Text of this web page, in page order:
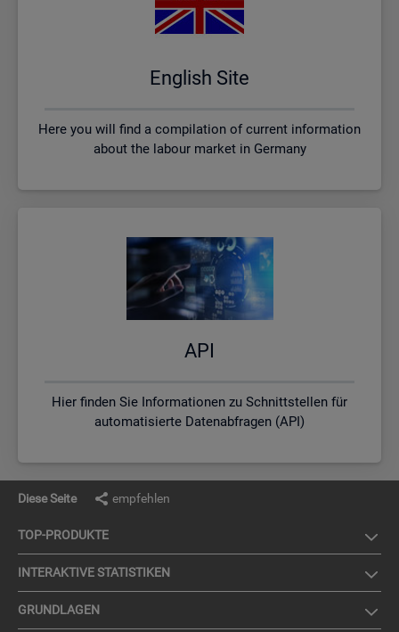
English Site
Here you will find a compilation of current information
about the labour market in Germany
API
Hier finden Sie Informationen zu Schnittstellen für
automatisierte Datenabfragen (API)
Diese Seite empfehlen
TOP-PRO­DUK­TE
IN­TER­AK­TI­VE STA­TIS­TI­KEN
GRUND­LA­GEN